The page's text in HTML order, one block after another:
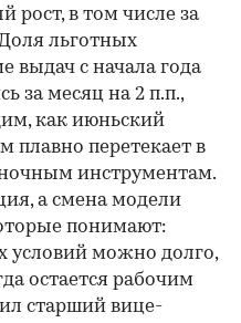
рост, в том числе за
льготных
выдач с начала года
за месяц на 2 п.п.,
как июньский
плавно перетекает в
инструментам.
а смена модели
понимают:
условий можно долго,
остается рабочим
старший вице-